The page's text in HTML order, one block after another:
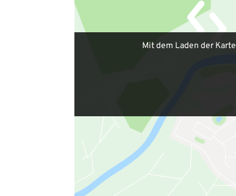
Mit dem Laden der